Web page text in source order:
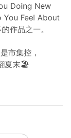
Doing New
You Feel About
作品之一。
市集控，
夏末🏖️